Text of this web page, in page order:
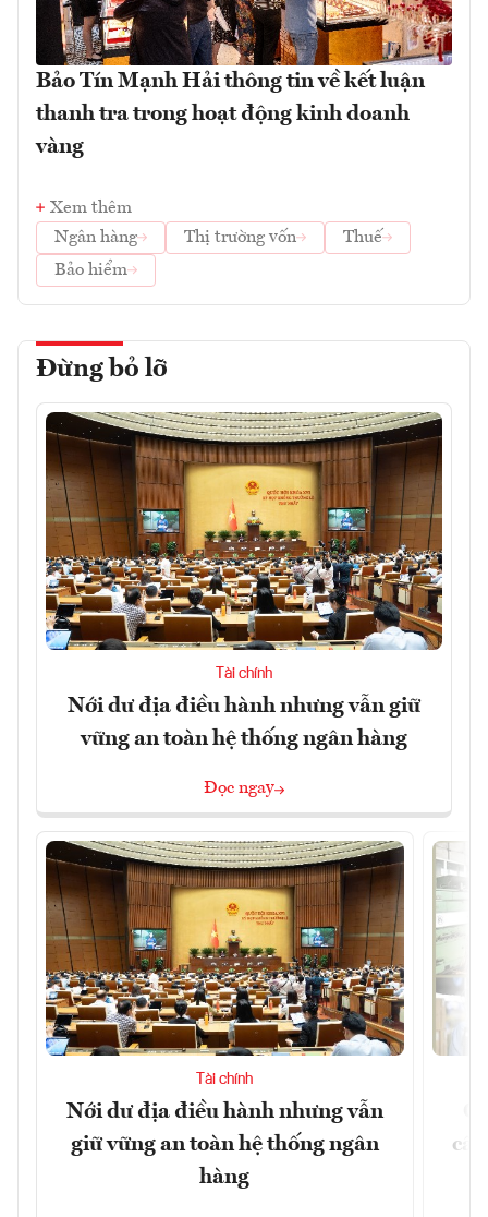
Bảo Tín Mạnh Hải thông tin về kết luận
thanh tra trong hoạt động kinh doanh
vàng
Xem thêm
Ngân hàng
Thị trường vốn
Thuế
Bảo hiểm
Đừng bỏ lỡ
Tài chính
Nới dư địa điều hành nhưng vẫn giữ
vững an toàn hệ thống ngân hàng
Đọc ngay
Tài chính
Nới dư địa điều hành nhưng vẫn
giữ vững an toàn hệ thống ngân
hàng